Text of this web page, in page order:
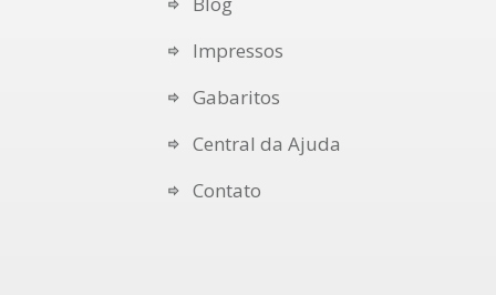
Impressos
Gabaritos
Central da Ajuda
Contato